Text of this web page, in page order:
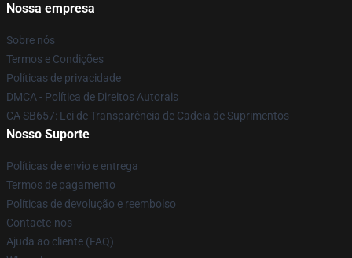
Nossa empresa
Sobre nós
Termos e Condições
Políticas de privacidade
DMCA - Política de Direitos Autorais
CA SB657: Lei de Transparência de Cadeia de Suprimentos
Nosso Suporte
Políticas de envio e entrega
Termos de pagamento
Políticas de devolução e reembolso
Contacte-nos
Ajuda ao cliente (FAQ)